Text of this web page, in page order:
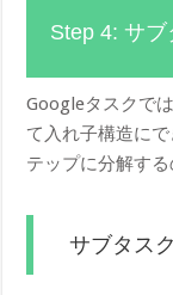
Step 4: サ
Googleタスクで
て入れ子構造に
テップに分解する
サブタス